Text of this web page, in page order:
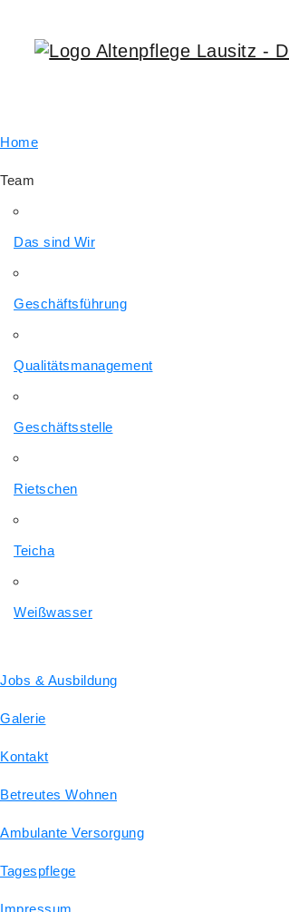
Home
Team
Das sind Wir
Geschäftsführung
Qualitätsmanagement
Geschäftsstelle
Rietschen
Teicha
Weißwasser
Jobs & Ausbildung
Galerie
Kontakt
Betreutes Wohnen
Ambulante Versorgung
Tagespflege
Impressum